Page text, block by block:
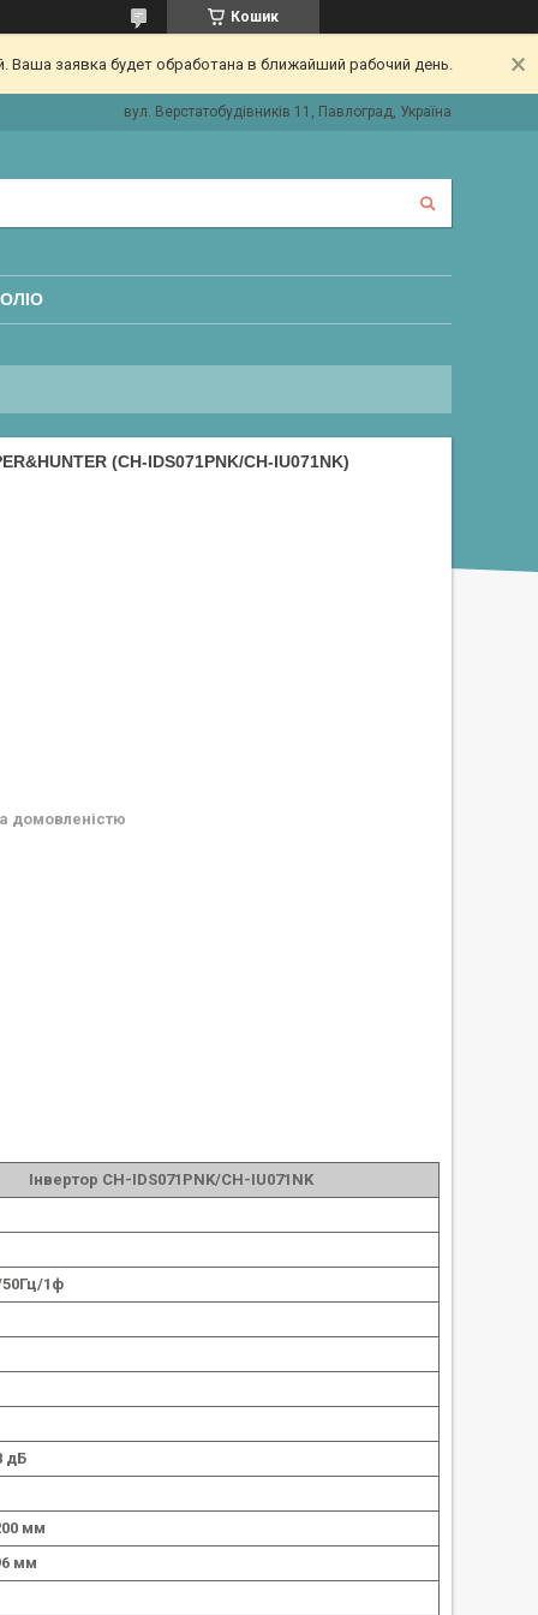
Кошик
заявка будет обработана в ближайший рабочий день.
вул. Верстатобудівників 11, Павлоград, Україна
(CH-IDS071PNK/CH-IU071NK)
домовленістю
Інвертор CH-IDS071PNK/CH-IU071NK
1ф
дБ
мм
мм